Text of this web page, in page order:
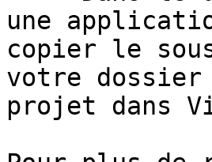
une
copier le
votre
projet dans